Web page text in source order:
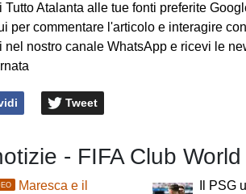
Tutto Atalanta alle tue fonti preferite
per commentare l'articolo e interagire
nel nostro canale WhatsApp e ricevi le
Tweet
- FIFA Club
Maresca e il
Il PSG